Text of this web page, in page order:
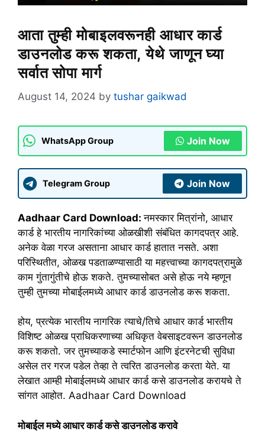
आता तुम्ही मोबाइलवरूनही आधार कार्ड
डाउनलोड करू शकता, येथे जाणून घ्या
सर्वात सोपा मार्ग
August 14, 2024 by tushar gaikwad
WhatsApp Group Join Now
Telegram Group Join Now
Aadhaar Card Download:नमस्कार मित्रांनो, आधार
कार्ड हे भारतीय नागरिकांच्या ओळखीशी संबंधित कागदपत्र आहे.
अनेक वेळा गरज असताना आधार कार्ड हातात नसते. अशा
परिस्थितीत, ओळख पडताळण्यासाठी या महत्त्वाच्या कागदपत्रामुळे
काम गुंतागुंतीचे होऊ शकते. तुमच्यासोबत असे होऊ नये म्हणून
तुम्ही तुमच्या मोबाईलमध्ये आधार कार्ड डाउनलोड करू शकता.
होय, प्रत्येक भारतीय नागरिक त्याचे/तिचे आधार कार्ड भारतीय
विशिष्ट ओळख प्राधिकरणाच्या अधिकृत वेबसाइटवरून डाउनलोड
करू शकतो. जर तुमच्याकडे स्मार्टफोन आणि इंटरनेटची सुविधा
असेल तर गरज पडेल तेव्हा ते त्वरित डाउनलोड करता येते. या
लेखात आम्ही मोबाईलमध्ये आधार कार्ड कसे डाउनलोड करायचे ते
सांगत आहोत. Aadhaar Card Download
मोबाईल मध्ये आधार कार्ड कसे डाउनलोड करावे